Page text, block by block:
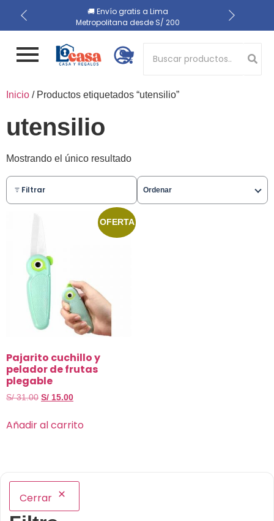
🚚 Envío gratis a Lima
Metropolitana desde S/ 200
🔒 Compra 100% segura
📍 Recojo en almacén el
mismo día
Button 1
Button 2
Inicio / Productos etiquetados “utensilio”
utensilio
Mostrando el único resultado
Filtrar Ordenar
OFERTA
Pajarito cuchillo y
pelador de frutas
plegable
S/31.00 S/ 15.00
Añadir al carrito
Cerrar